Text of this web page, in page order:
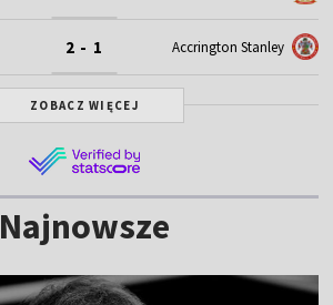
2 - 1 Accrington Stanley
ZOBACZ WIĘCEJ
Najnowsze